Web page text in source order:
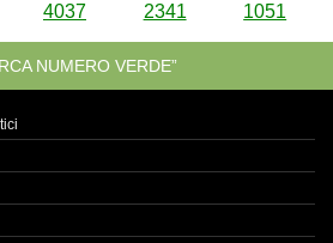
4037 2341 1051
NUMERO VERDE”